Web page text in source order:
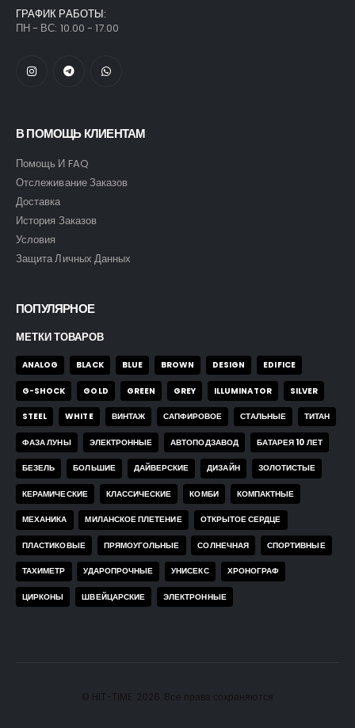
ГРАФИК РАБОТЫ:
ПН - ВС: 10.00 - 17.00
В ПОМОЩЬ КЛИЕНТАМ
Помощь И FAQ
Отслеживание Заказов
Доставка
История Заказов
Условия
Защита Личных Данных
ПОПУЛЯРНОЕ
МЕТКИ ТОВАРОВ
ANALOG BLACK BLUE BROWN DESIGN EDIFICE
G-SHOCK GOLD GREEN GREY ILLUMINATOR SILVER
STEEL WHITE ВИНТАЖ САПФИРОВОЕ СТАЛЬНЫЕ ТИТАН
ФАЗА ЛУНЫ ЭЛЕКТРОННЫЕ АВТОПОДЗАВОД БАТАРЕЯ 10 ЛЕТ
БЕЗЕЛЬ БОЛЬШИЕ ДАЙВЕРСКИЕ ДИЗАЙН ЗОЛОТИСТЫЕ
КЕРАМИЧЕСКИЕ КЛАССИЧЕСКИЕ КОМБИ КОМПАКТНЫЕ
МЕХАНИКА МИЛАНСКОЕ ПЛЕТЕНИЕ ОТКРЫТОЕ СЕРДЦЕ
ПЛАСТИКОВЫЕ ПРЯМОУГОЛЬНЫЕ СОЛНЕЧНАЯ СПОРТИВНЫЕ
ТАХИМЕТР УДАРОПРОЧНЫЕ УНИСЕКС ХРОНОГРАФ
ЦИРКОНЫ ШВЕЙЦАРСКИЕ ЭЛЕКТРОННЫЕ
© HIT-TIME. 2026. Все права сохраняются